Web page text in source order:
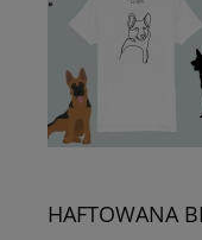
HAFTOWANA